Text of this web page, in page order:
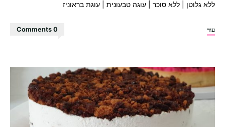
ללא גלוטן |ללא סוכר |עוגה טבעונית |עוגת בראוניז
עוד"עוגת
מושלמת!!!"
0 Comments